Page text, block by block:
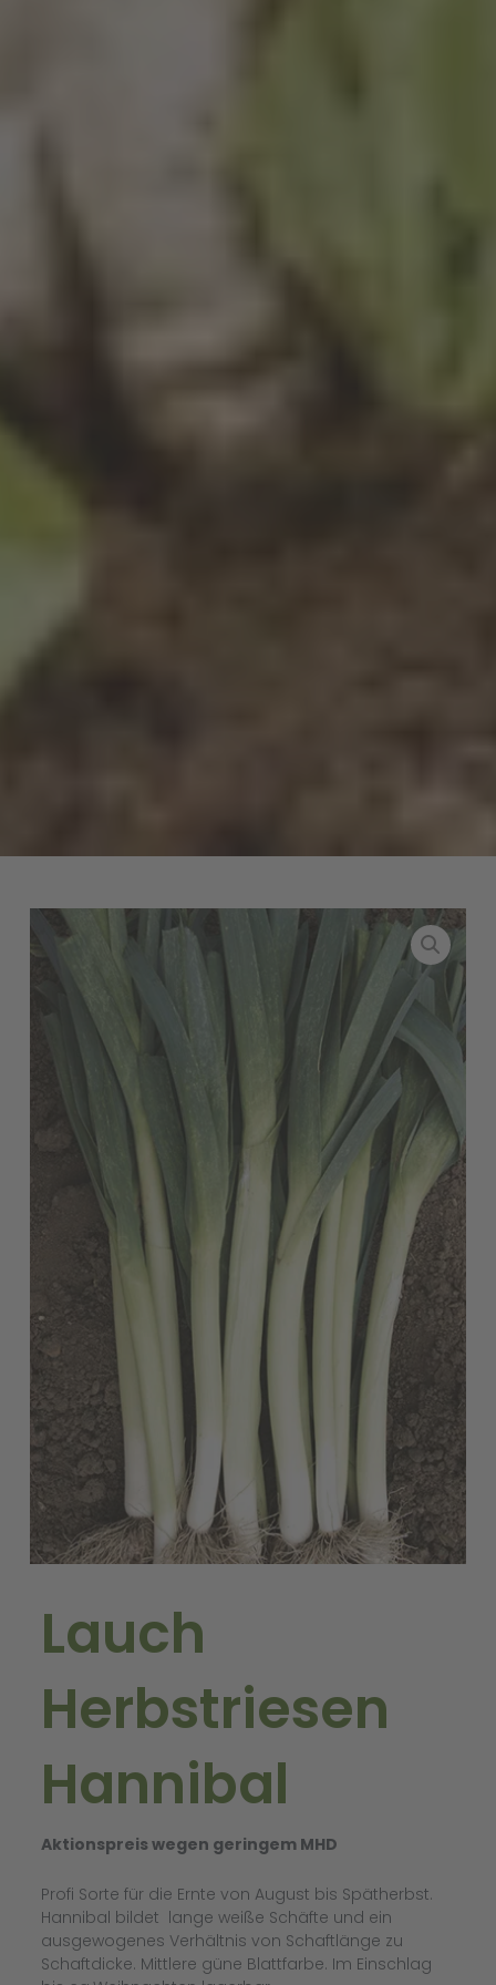
Lauch
Herbstriesen
Hannibal
Aktionspreis wegen geringem MHD
Profi Sorte für die Ernte von August bis Spätherbst.
Hannibal bildet lange weiße Schäfte und ein
ausgewogenes Verhältnis von Schaftlänge zu
Schaftdicke. Mittlere güne Blattfarbe. Im Einschlag